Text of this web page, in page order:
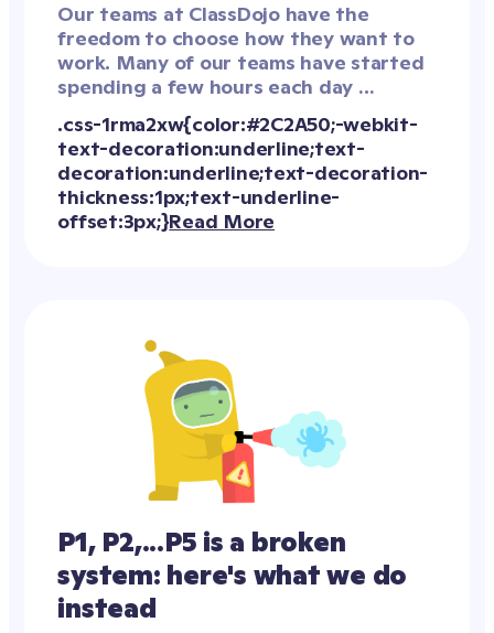
Our teams at ClassDojo have the
freedom to choose how they want to
work. Many of our teams have started
spending a few hours each day
mobbing because we've found it to be
an effective form of collaboration.
Here's how we do it!
Read More
P1, P2,...P5 is a broken
system: here's what we do
instead